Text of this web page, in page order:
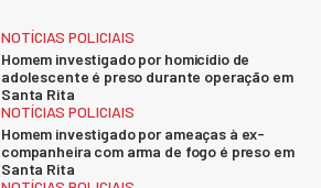
NOTÍCIAS POLICIAIS
Homem investigado por homicídio de
adolescente é preso durante operação em
Santa Rita
NOTÍCIAS POLICIAIS
Homem investigado por ameaças à ex-
companheira com arma de fogo é preso em
Santa Rita